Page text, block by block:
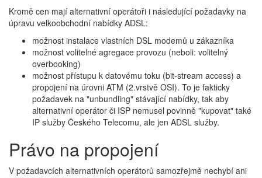
Kromě cen mají alternativní operátoři i následující požadavky na
úpravu velkoobchodní nabídky ADSL:
možnost instalace vlastních DSL modemů u zákazníka
možnost volitelné agregace provozu (neboli: volitelný
overbooking)
možnost přístupu k datovému toku (bit-stream access) a
propojení na úrovni ATM (2.vrstvě OSI). To je fakticky
požadavek na "unbundling" stávající nabídky, tak aby
alternativní operátor či ISP nemusel povinně "kupovat" také
IP služby Českého Telecomu, ale jen ADSL služby.
Právo na propojení
V požadavcích alternativních operátorů samozřejmě nechybí ani